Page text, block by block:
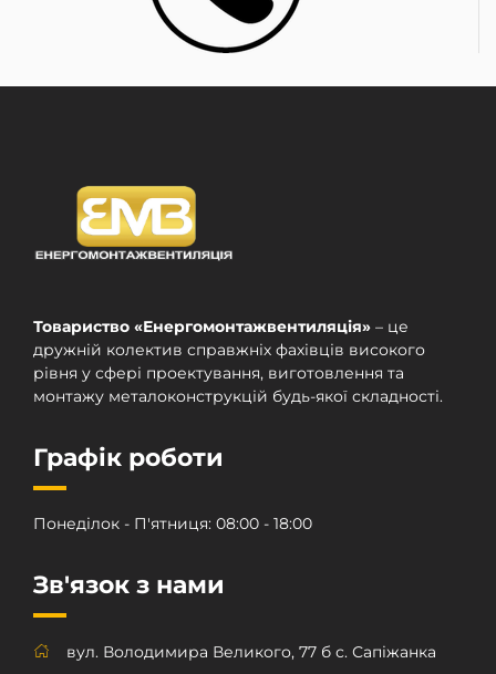
Товариство «Енергомонтажвентиляція» – це
дружній колектив справжніх фахівців високого
рівня у сфері проектування, виготовлення та
монтажу металоконструкцій будь-якої складності.
Графік роботи
Понеділок - П'ятниця: 08:00 - 18:00
Зв'язок з нами
вул. Володимира Великого, 77 б с. Сапіжанка